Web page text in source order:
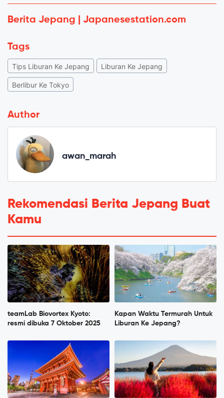
Berita Jepang | Japanesestation.com
Tags
Tips Liburan Ke Jepang Liburan Ke Jepang
Berlibur Ke Tokyo
Author
awan_marah
Rekomendasi Berita Jepang Buat
Kamu
teamLab Biovortex Kyoto:
resmi dibuka 7 Oktober 2025
Kapan Waktu Termurah Untuk
Liburan Ke Jepang?